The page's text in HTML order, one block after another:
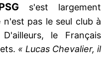
s'est largement
pas le seul club à
le Français
« Lucas Chevalier, il